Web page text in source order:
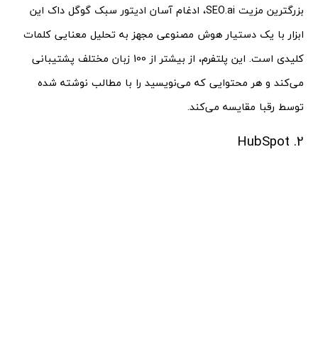
بزرگترین مزیت SEO.ai، ادغام آسان ادیتور سبک گوگل داک این
ابزار با یک دستیار هوش مصنوعی مجهز به تحلیل معنایی کلمات
کلیدی است. این پلتفرم، از بیشتر از 100 زبان مختلف پشتیبانی
می‌کند و هر محتوایی که می‌نویسید را با مطالب نوشته شده
توسط رقبا مقایسه می‌کند.
2. HubSpot